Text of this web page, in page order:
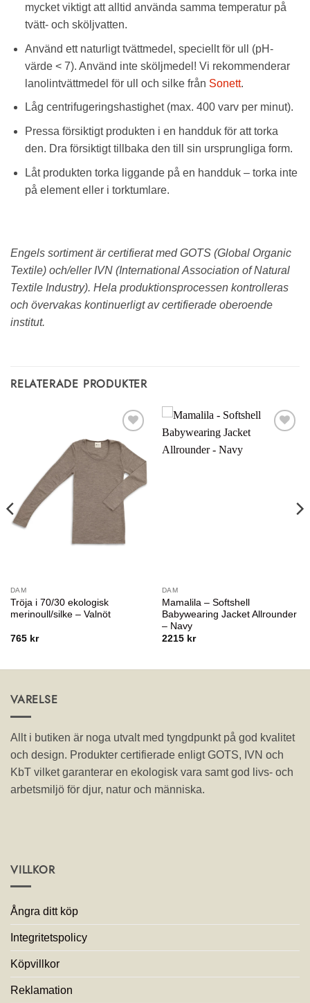
mycket viktigt att alltid använda samma temperatur på
tvätt- och sköljvatten.
Använd ett naturligt tvättmedel, speciellt för ull (pH-
värde < 7). Använd inte sköljmedel! Vi rekommenderar
lanolintvättmedel för ull och silke från Sonett.
Låg centrifugeringshastighet (max. 400 varv per minut).
Pressa försiktigt produkten i en handduk för att torka
den. Dra försiktigt tillbaka den till sin ursprungliga form.
Låt produkten torka liggande på en handduk – torka inte
på element eller i torktumlare.
Engels sortiment är certifierat med GOTS (Global Organic
Textile) och/eller IVN (International Association of Natural
Textile Industry). Hela produktionsprocessen kontrolleras
och övervakas kontinuerligt av certifierade oberoende
institut.
RELATERADE PRODUKTER
Lägg till i
önskelistan
DAM
Tröja i 70/30 ekologisk
merinoull/silke – Valnöt
765 kr
DAM
Mamalila – Softshell
Babywearing Jacket Allrounder
– Navy
2215 kr
VARELSE
Allt i butiken är noga utvalt med tyngdpunkt på god kvalitet
och design. Produkter certifierade enligt GOTS, IVN och
KbT vilket garanterar en ekologisk vara samt god livs- och
arbetsmiljö för djur, natur och människa.
VILLKOR
Ångra ditt köp
Integritetspolicy
Köpvillkor
Reklamation